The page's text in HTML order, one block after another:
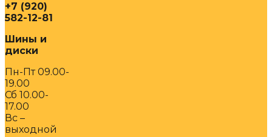
+7 (920)
582-12-81
Шины и
диски
Пн-Пт 09.00-
19.00
Сб 10.00-
17.00
Вс –
выходной